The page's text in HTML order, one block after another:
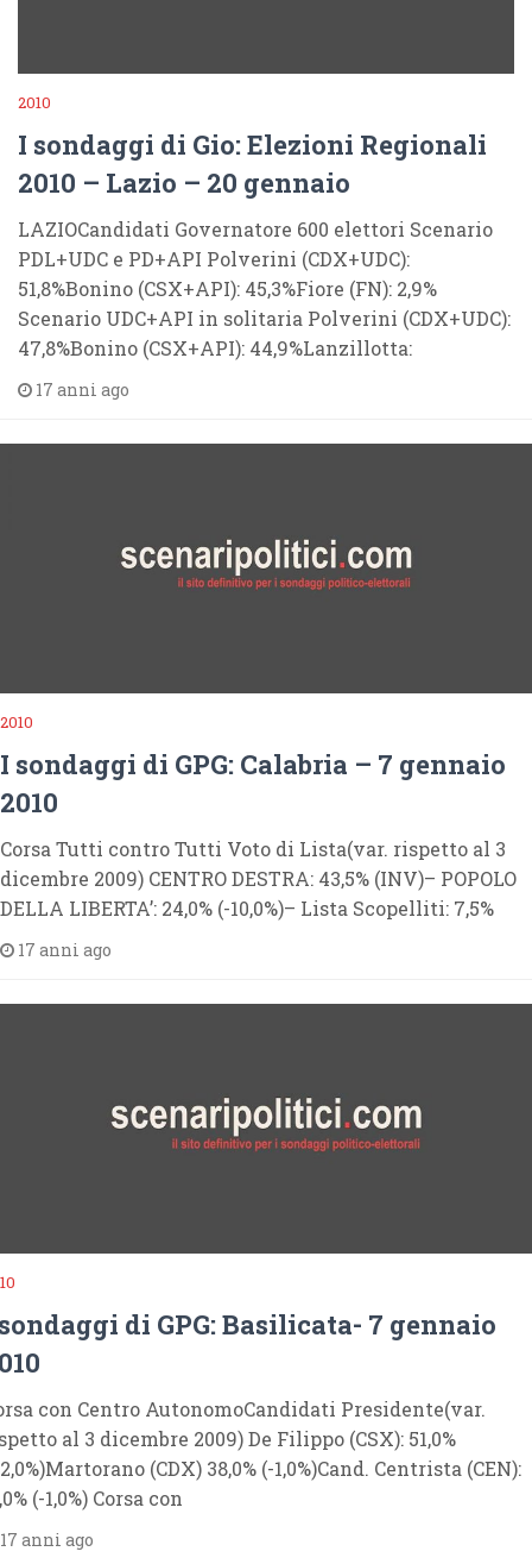
2010
I sondaggi di Gio: Elezioni Regionali
2010 – Lazio – 20 gennaio
LAZIOCandidati Governatore 600 elettori Scenario
PDL+UDC e PD+API Polverini (CDX+UDC):
51,8%Bonino (CSX+API): 45,3%Fiore (FN): 2,9%
Scenario UDC+API in solitaria Polverini (CDX+UDC):
47,8%Bonino (CSX+API): 44,9%Lanzillotta:
17 anni ago
2010
I sondaggi di GPG: Calabria – 7 gennaio
2010
Corsa Tutti contro Tutti Voto di Lista(var. rispetto al 3
dicembre 2009) CENTRO DESTRA: 43,5% (INV)– POPOLO
DELLA LIBERTA’: 24,0% (-10,0%)– Lista Scopelliti: 7,5%
17 anni ago
di GPG: Basilicata- 7 gennaio
con Centro AutonomoCandidati Presidente(var.
al 3 dicembre 2009) De Filippo (CSX): 51,0%
(CDX) 38,0% (-1,0%)Cand. Centrista (CEN):
(-1,0%) Corsa con
anni ago